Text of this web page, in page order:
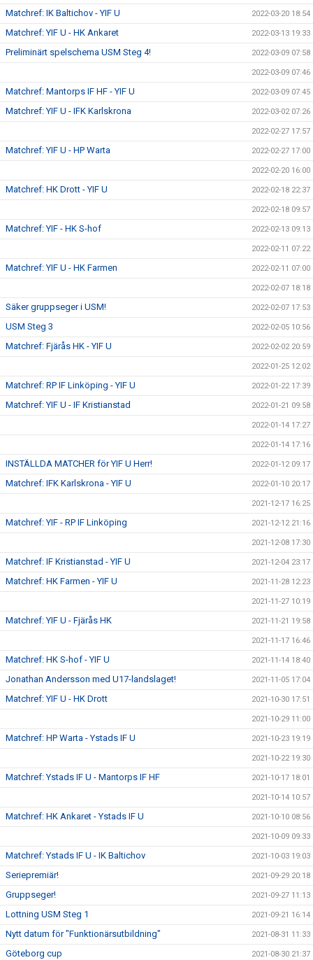
Matchref: IK Baltichov - YIF U 2022-03-20 18:54
Matchref: YIF U - HK Ankaret 2022-03-13 19:33
Preliminärt spelschema USM Steg 4! 2022-03-09 07:58
2022-03-09 07:46
Matchref: Mantorps IF HF - YIF U 2022-03-09 07:45
Matchref: YIF U - IFK Karlskrona 2022-03-02 07:26
2022-02-27 17:57
Matchref: YIF U - HP Warta 2022-02-27 17:00
2022-02-20 16:00
Matchref: HK Drott - YIF U 2022-02-18 22:37
2022-02-18 09:57
Matchref: YIF - HK S-hof 2022-02-13 09:13
2022-02-11 07:22
Matchref: YIF U - HK Farmen 2022-02-11 07:00
2022-02-07 18:18
Säker gruppseger i USM! 2022-02-07 17:53
USM Steg 3 2022-02-05 10:56
Matchref: Fjärås HK - YIF U 2022-02-02 20:59
2022-01-25 12:02
Matchref: RP IF Linköping - YIF U 2022-01-22 17:39
Matchref: YIF U - IF Kristianstad 2022-01-21 09:58
2022-01-14 17:27
2022-01-14 17:16
INSTÄLLDA MATCHER för YIF U Herr! 2022-01-12 09:17
Matchref: IFK Karlskrona - YIF U 2022-01-10 20:17
2021-12-17 16:25
Matchref: YIF - RP IF Linköping 2021-12-12 21:16
2021-12-08 17:30
Matchref: IF Kristianstad - YIF U 2021-12-04 23:17
Matchref: HK Farmen - YIF U 2021-11-28 12:23
2021-11-27 10:19
Matchref: YIF U - Fjärås HK 2021-11-21 19:58
2021-11-17 16:46
Matchref: HK S-hof - YIF U 2021-11-14 18:40
Jonathan Andersson med U17-landslaget! 2021-11-05 17:04
Matchref: YIF U - HK Drott 2021-10-30 17:51
2021-10-29 11:00
Matchref: HP Warta - Ystads IF U 2021-10-23 19:19
2021-10-22 19:30
Matchref: Ystads IF U - Mantorps IF HF 2021-10-17 18:01
2021-10-14 10:57
Matchref: HK Ankaret - Ystads IF U 2021-10-10 08:56
2021-10-09 09:33
Matchref: Ystads IF U - IK Baltichov 2021-10-03 19:03
Seriepremiär! 2021-09-29 20:18
Gruppseger! 2021-09-27 11:13
Lottning USM Steg 1 2021-09-21 16:14
Nytt datum för "Funktionärsutbildning" 2021-08-31 11:33
Göteborg cup 2021-08-30 21:37